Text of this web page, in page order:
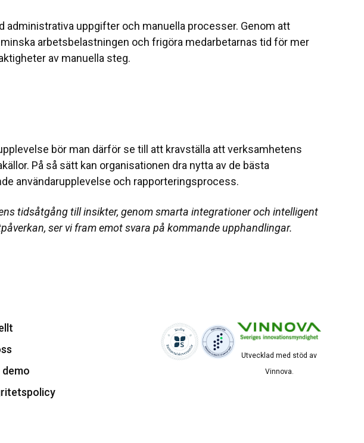
administrativa uppgifter och manuella processer. Genom att
arbetsbelastningen och frigöra medarbetarnas tid för mer
av manuella steg.
bör man därför se till att kravställa att verksamhetens
På så sätt kan organisationen dra nytta av de bästa
användarupplevelse och rapporteringsprocess.
tidsåtgång till insikter, genom smarta integrationer och intelligent
ser vi fram emot svara på kommande upphandlingar.
demo
Utvecklad med stöd av
Vinnova.